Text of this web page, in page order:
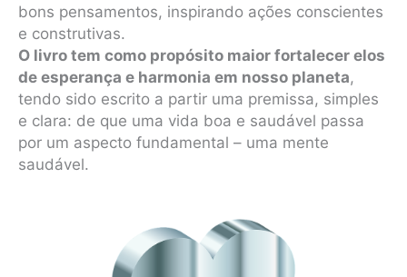
bons pensamentos, inspirando ações conscientes
e construtivas.
O livro tem como propósito maior fortalecer elos
de esperança e harmonia em nosso planeta,
tendo sido escrito a partir uma premissa, simples
e clara: de que uma vida boa e saudável passa
por um aspecto fundamental – uma mente
saudável.